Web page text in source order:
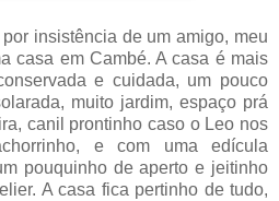
insistência de um amigo, meu
casa em Cambé. A casa é mais
e cuidada, um pouco
muito jardim, espaço prá
canil prontinho caso o Leo nos
e com uma edícula
pouquinho de aperto e jeitinho
A casa fica pertinho de tudo,